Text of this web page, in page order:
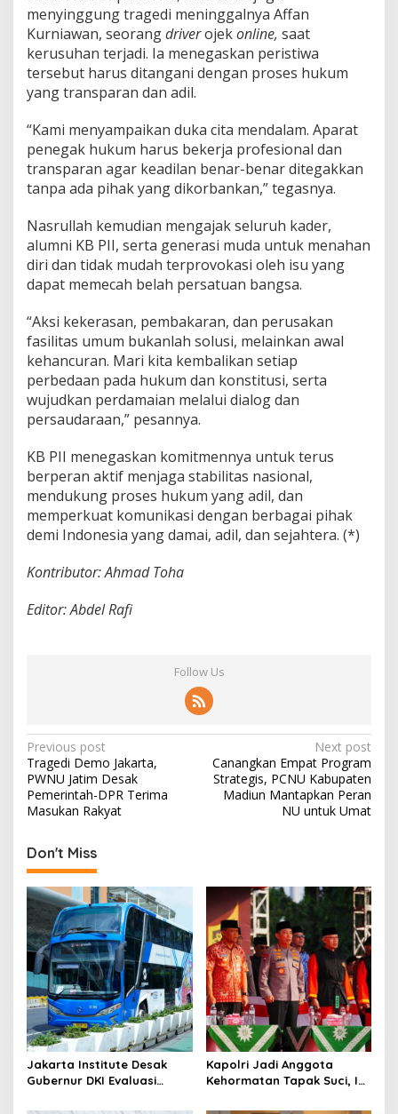
menyinggung tragedi meninggalnya Affan
Kurniawan, seorangdriverojekonline, saat
kerusuhan terjadi. Ia menegaskan peristiwa
tersebut harus ditangani dengan proses hukum
yang transparan dan adil.
“Kami menyampaikan duka cita mendalam. Aparat
penegak hukum harus bekerja profesional dan
transparan agar keadilan benar-benar ditegakkan
tanpa ada pihak yang dikorbankan,” tegasnya.
Nasrullah kemudian mengajak seluruh kader,
alumni KB PII, serta generasi muda untuk menahan
diri dan tidak mudah terprovokasi oleh isu yang
dapat memecah belah persatuan bangsa.
“Aksi kekerasan, pembakaran, dan perusakan
fasilitas umum bukanlah solusi, melainkan awal
kehancuran. Mari kita kembalikan setiap
perbedaan pada hukum dan konstitusi, serta
wujudkan perdamaian melalui dialog dan
persaudaraan,” pesannya.
KB PII menegaskan komitmennya untuk terus
berperan aktif menjaga stabilitas nasional,
mendukung proses hukum yang adil, dan
memperkuat komunikasi dengan berbagai pihak
demi Indonesia yang damai, adil, dan sejahtera. (*)
Kontributor: Ahmad Toha
Editor: Abdel Rafi
Follow Us
P
o
s
t
n
a
v
i
g
a
t
i
o
n
Previous post
Tragedi Demo Jakarta,
PWNU Jatim Desak
Pemerintah-DPR Terima
Masukan Rakyat
Next post
Canangkan Empat Program
Strategis, PCNU Kabupaten
Madiun Mantapkan Peran
NU untuk Umat
Don't Miss
Jakarta Institute Desak
Gubernur DKI Evaluasi
Kapolri Jadi Anggota
Kehormatan Tapak Suci, Ini